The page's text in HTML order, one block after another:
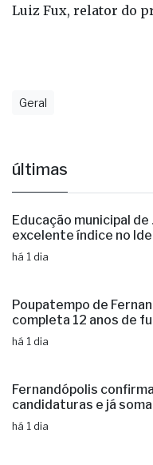
Luiz Fux, relator do
Geral
últimas
Educação municipal
excelente índice no
há 1 dia
Poupatempo de
completa 12 anos de
há 1 dia
Fernandópolis
candidaturas e já
há 1 dia